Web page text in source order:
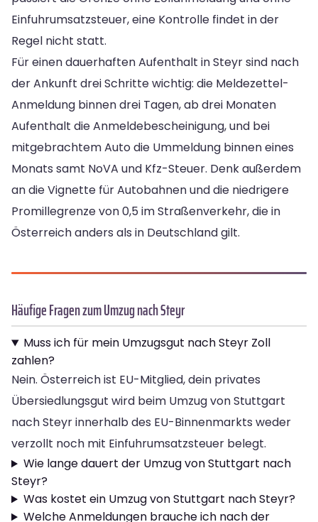
Einfuhrumsatzsteuer, eine Kontrolle findet in der
Regel nicht statt.
Für einen dauerhaften Aufenthalt in Steyr sind nach
der Ankunft drei Schritte wichtig: die Meldezettel-
Anmeldung binnen drei Tagen, ab drei Monaten
Aufenthalt die Anmeldebescheinigung, und bei
mitgebrachtem Auto die Ummeldung binnen eines
Monats samt NoVA und Kfz-Steuer. Denk außerdem
an die Vignette für Autobahnen und die niedrigere
Promillegrenze von 0,5 im Straßenverkehr, die in
Österreich anders als in Deutschland gilt.
Häufige Fragen zum Umzug nach Steyr
Muss ich für mein Umzugsgut nach Steyr Zoll
zahlen?
Nein. Österreich ist EU-Mitglied, dein privates
Übersiedlungsgut wird beim Umzug von Stuttgart
nach Steyr innerhalb des EU-Binnenmarkts weder
verzollt noch mit Einfuhrumsatzsteuer belegt.
Wie lange dauert der Umzug von Stuttgart nach
Steyr?
Was kostet ein Umzug von Stuttgart nach Steyr?
Welche Anmeldungen brauche ich nach der